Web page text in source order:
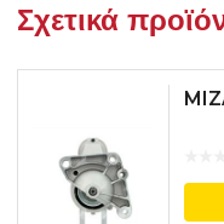
Σχετικά